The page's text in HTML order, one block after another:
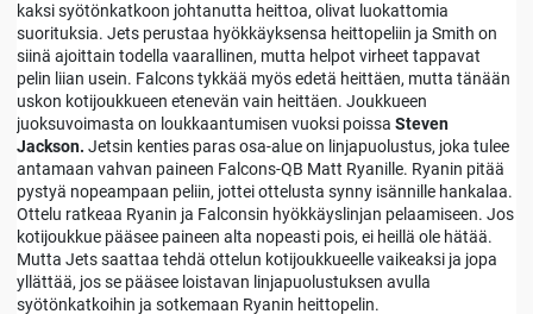
kaksi syötönkatkoon johtanutta heittoa, olivat luokattomia
suorituksia. Jets perustaa hyökkäyksensa heittopeliin ja Smith on
siinä ajoittain todella vaarallinen, mutta helpot virheet tappavat
pelin liian usein. Falcons tykkää myös edetä heittäen, mutta tänään
uskon kotijoukkueen etenevän vain heittäen. Joukkueen
juoksuvoimasta on loukkaantumisen vuoksi poissa Steven
Jackson. Jetsin kenties paras osa-alue on linjapuolustus, joka tulee
antamaan vahvan paineen Falcons-QB Matt Ryanille. Ryanin pitää
pystyä nopeampaan peliin, jottei ottelusta synny isännille hankalaa.
Ottelu ratkeaa Ryanin ja Falconsin hyökkäyslinjan pelaamiseen. Jos
kotijoukkue pääsee paineen alta nopeasti pois, ei heillä ole hätää.
Mutta Jets saattaa tehdä ottelun kotijoukkueelle vaikeaksi ja jopa
yllättää, jos se pääsee loistavan linjapuolustuksen avulla
syötönkatkoihin ja sotkemaan Ryanin heittopelin.